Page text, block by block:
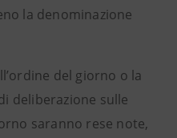
la denominazione
del giorno o la
deliberazione sulle
saranno rese note,